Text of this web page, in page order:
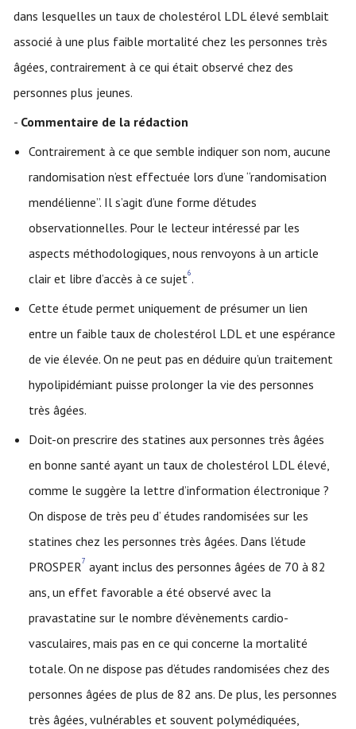
dans lesquelles un taux de cholestérol LDL élevé semblait
associé à une plus faible mortalité chez les personnes très
âgées, contrairement à ce qui était observé chez des
personnes plus jeunes.
- Commentaire de la rédaction
Contrairement à ce que semble indiquer son nom, aucune
randomisation n’est effectuée lors d’une “randomisation
mendélienne”. Il s’agit d’une forme d’études
observationnelles. Pour le lecteur intéressé par les
aspects méthodologiques, nous renvoyons à un article
clair et libre d’accès à ce sujet6.
Cette étude permet uniquement de présumer un lien
entre un faible taux de cholestérol LDL et une espérance
de vie élevée. On ne peut pas en déduire qu’un traitement
hypolipidémiant puisse prolonger la vie des personnes
très âgées.
Doit-on prescrire des statines aux personnes très âgées
en bonne santé ayant un taux de cholestérol LDL élevé,
comme le suggère la lettre d’information électronique ?
On dispose de très peu d’ études randomisées sur les
statines chez les personnes très âgées. Dans l’étude
PROSPER7 ayant inclus des personnes âgées de 70 à 82
ans, un effet favorable a été observé avec la
pravastatine sur le nombre d’évènements cardio-
vasculaires, mais pas en ce qui concerne la mortalité
totale. On ne dispose pas d’études randomisées chez des
personnes âgées de plus de 82 ans. De plus, les personnes
très âgées, vulnérables et souvent polymédiquées,